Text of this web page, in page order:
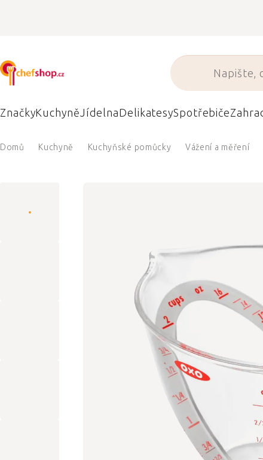
ZnačkyKuchyněJídelnaDelikatesySpotřebiče
Domů Kuchyně Kuchyňské pomůcky Vážení a měření